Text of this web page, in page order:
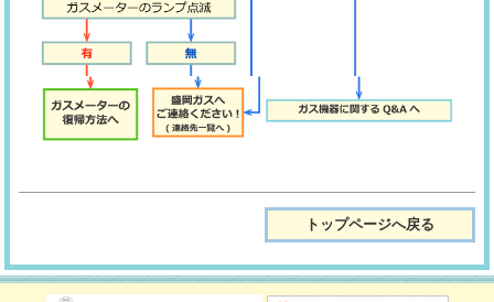
トップページへ戻る